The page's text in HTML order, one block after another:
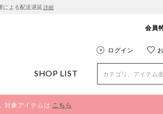
による配送遅延 詳細
会員
ログイン
SHOP LIST
対象アイテムは こちら